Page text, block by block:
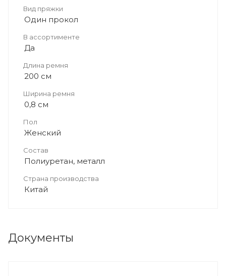
Вид пряжки
Один прокол
В ассортименте
Да
Длина ремня
200 см
Ширина ремня
0,8 см
Пол
Женский
Состав
Полиуретан, металл
Страна производства
Китай
Документы